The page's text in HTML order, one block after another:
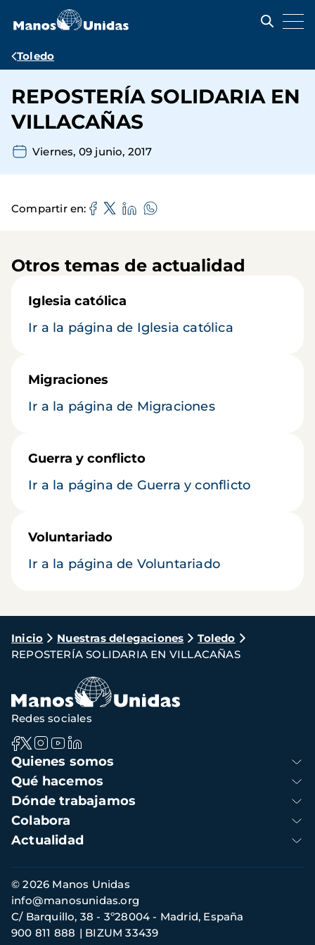
contenido
Ruta
navegación
Toledo
REPOSTERÍA SOLIDARIA EN
VILLACAÑAS
Viernes, 09 junio, 2017
Compartir en
Otros temas de actualidad
Iglesia católica
Ir a la página de Iglesia católica
Migraciones
Ir a la página de Migraciones
Guerra y conflicto
Ir a la página de Guerra y conflicto
Voluntariado
Ir a la página de Voluntariado
Ruta
de
navegación
Inicio Nuestras delegaciones
Toledo
REPOSTERÍA SOLIDARIA EN VILLACAÑAS
Navegación
principal
Quienes somos
Qué hacemos
Dónde trabajamos
Colabora
Actualidad
Redes sociales
Información
de
contacto
© 2026 Manos Unidas
C/ Barquillo, 38 - 3º28004 - Madrid, España
900 811 888
BIZUM 33439
info@manosunidas.org